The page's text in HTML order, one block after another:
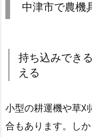
中津市で農機
持ち込みでき
える
小型の耕運機や草
合もあります。し